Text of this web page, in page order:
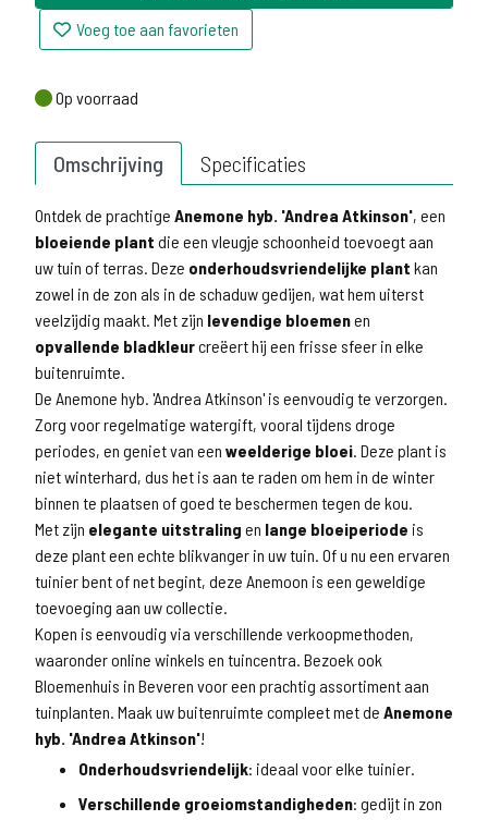
Voeg toe aan favorieten
Op voorraad
Op voorraad
Omschrijving Specificaties
Ontdek de prachtige Anemone hyb. 'Andrea Atkinson', een
bloeiende plant die een vleugje schoonheid toevoegt aan
uw tuin of terras. Deze onderhoudsvriendelijke plant kan
zowel in de zon als in de schaduw gedijen, wat hem uiterst
veelzijdig maakt. Met zijn levendige bloemenen
opvallende bladkleurcreëert hij een frisse sfeer in elke
buitenruimte.
De Anemone hyb. 'Andrea Atkinson' is eenvoudig te verzorgen.
Zorg voor regelmatige watergift, vooral tijdens droge
periodes, en geniet van een weelderige bloei. Deze plant is
niet winterhard, dus het is aan te raden om hem in de winter
binnen te plaatsen of goed te beschermen tegen de kou.
Met zijn elegante uitstraling en lange bloeiperiode is
deze plant een echte blikvanger in uw tuin. Of u nu een ervaren
tuinier bent of net begint, deze Anemoon is een geweldige
toevoeging aan uw collectie.
Kopen is eenvoudig via verschillende verkoopmethoden,
waaronder online winkels en tuincentra. Bezoek ook
Bloemenhuis in Beveren voor een prachtig assortiment aan
tuinplanten. Maak uw buitenruimte compleet met de Anemone
hyb. 'Andrea Atkinson'!
Onderhoudsvriendelijk: ideaal voor elke tuinier.
Verschillende groeiomstandigheden: gedijt in zon